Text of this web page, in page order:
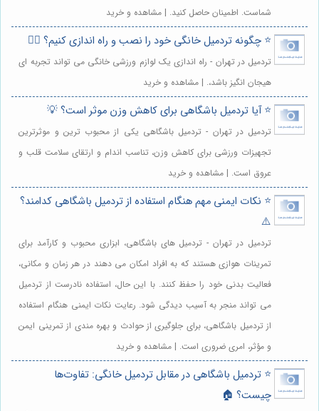
شماست. اطمینان حاصل کنید. | مشاهده و خرید
⭐️ چگونه تردمیل خانگی خود را نصب و راه اندازی کنیم؟ 🏃‍♀️
تردمیل در تهران - راه اندازی یک لوازم ورزشی خانگی می تواند تجربه ای
هیجان انگیز باشد،. | مشاهده و خرید
⭐️ آیا تردمیل باشگاهی برای کاهش وزن موثر است؟ 💡
تردمیل در تهران - تردمیل باشگاهی یکی از محبوب ترین و موثرترین
تجهیزات ورزشی برای کاهش وزن، تناسب اندام و ارتقای سلامت قلب و
عروق است. | مشاهده و خرید
⭐️ نکات ایمنی مهم هنگام استفاده از تردمیل باشگاهی کدامند؟
⚠️
تردمیل در تهران - تردمیل های باشگاهی، ابزاری محبوب و کارآمد برای
تمرینات هوازی هستند که به افراد امکان می دهند در هر زمان و مکانی،
فعالیت بدنی خود را حفظ کنند. با این حال، استفاده نادرست از تردمیل
می تواند منجر به آسیب دیدگی شود. رعایت نکات ایمنی هنگام استفاده
از تردمیل باشگاهی، برای جلوگیری از حوادث و بهره مندی از تمرینی ایمن
و مؤثر، امری ضروری است. | مشاهده و خرید
⭐️ تردمیل باشگاهی در مقابل تردمیل خانگی: تفاوت‌ها
چیست؟ 🏠